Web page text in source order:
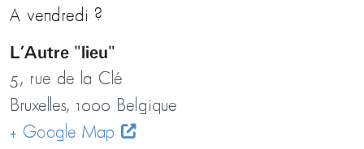
A vendredi ?
L’Autre "lieu"
5, rue de la Clé
Bruxelles, 1000 Belgique
+ Google Map